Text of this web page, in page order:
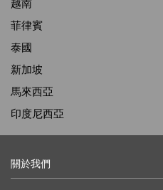
越南
菲律賓
泰國
新加坡
馬來西亞
印度尼西亞
關於我們